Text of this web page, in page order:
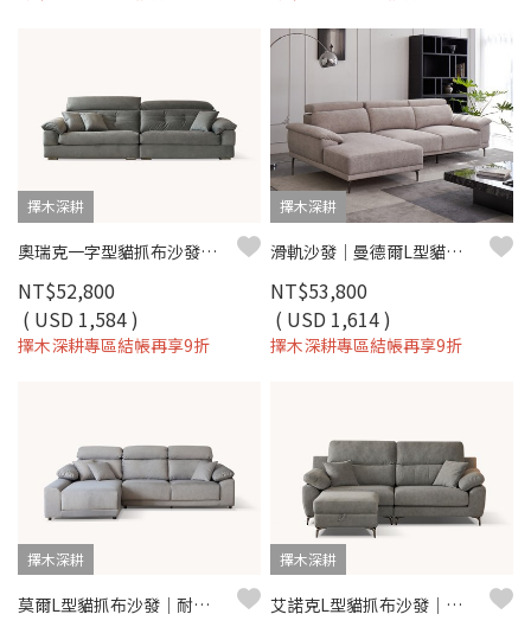
擇木深耕
奧瑞克一字型貓抓布沙發｜防潑水易去汙 × 多段式頭枕 × 可拆洗布套 – 擇木深耕
NT$52,800
( USD 1,584 )
擇木深耕專區結帳再享9折
擇木深耕
滑軌沙發｜曼德爾L型貓抓布沙發｜ 可調頭枕 × 耐磨防潑水 × 左右型–擇木深耕
NT$53,800
( USD 1,614 )
擇木深耕專區結帳再享9折
擇木深耕
莫爾L型貓抓布沙發｜耐磨防潑水 × 滑軌式坐墊 × 左右型可選–擇木深耕
擇木深耕
艾諾克L型貓抓布沙發｜荷御極緻貓抓布 × 收納腳椅 × 可拆洗布套 – 擇木深耕